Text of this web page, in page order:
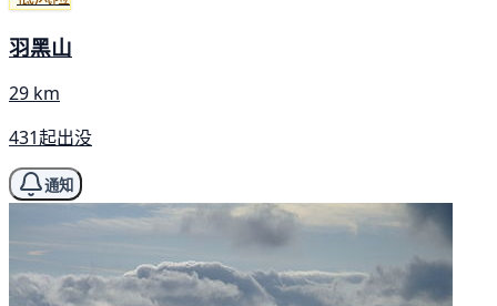
羽黑山
29 km
431起出没
通知